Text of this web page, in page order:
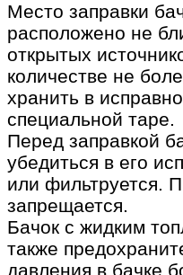
Место заправки
расположено не
открытых
количестве не
хранить в
специальной таре.
Перед заправкой
убедиться в его
или фильтруется.
запрещается.
Бачок с жидким
также
давления в бачке